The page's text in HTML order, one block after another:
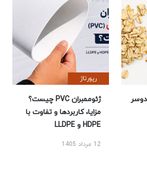
رپورتاژ
ژئوممبران PVC چیست؟
مزایا، کاربردها و تفاوت با
HDPE و LLDPE
12 مرداد 1405